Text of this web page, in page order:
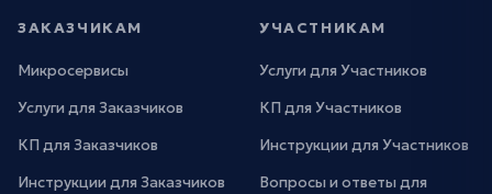
ЗАКАЗЧИКАМ
Микросервисы
Услуги для Заказчиков
КП для Заказчиков
Инструкции для Заказчиков
УЧАСТНИКАМ
Услуги для Участников
КП для Участников
Инструкции для Участников
Вопросы и ответы для